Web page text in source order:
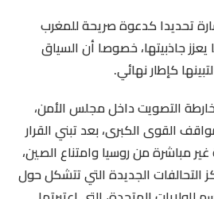
تحديدا كدعوة صريحة للمغرب
يعزز جاذبيتها، خصوصا أن السياق
كإطار نهائي.
التصويت داخل مجلس الأمن،
القوى الكبرى، بعد تبني القرار
غير مباشرة من روسيا وامتناع الصين،
الجديدة التي تتشكل حول